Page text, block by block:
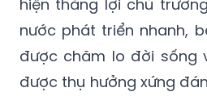
hiện thắng lợi chủ
nước phát triển nhanh,
được chăm lo đời sống
được thụ hưởng xứng